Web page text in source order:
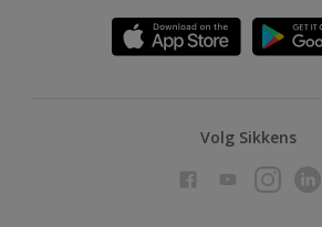
Volg Sikkens